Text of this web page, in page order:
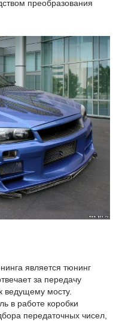
преобразования
является тюнинг
за передачу
ведущему мосту.
в работе коробки
передаточных чисел,